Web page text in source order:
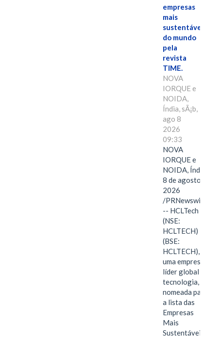
empresas
mais
sustentáveis
do mundo
pela
revista
TIME.
NOVA
IORQUE e
NOIDA,
Índia, sÃ¡b,
ago 8
2026
09:33
NOVA
IORQUE e
NOIDA, Índia,
8 de agosto de
2026
/PRNewswire/
-- HCLTech
(NSE:
HCLTECH)
(BSE:
HCLTECH),
uma empresa
líder global em
tecnologia, foi
nomeada para
a lista das
Empresas
Mais
Sustentáveis